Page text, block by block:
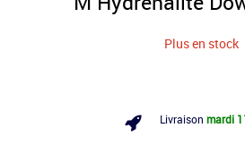
Plus en stock
Livraison mardi